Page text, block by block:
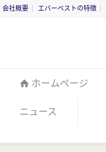
会社概要 エバーベストの特徴
ホームページ
ニュース